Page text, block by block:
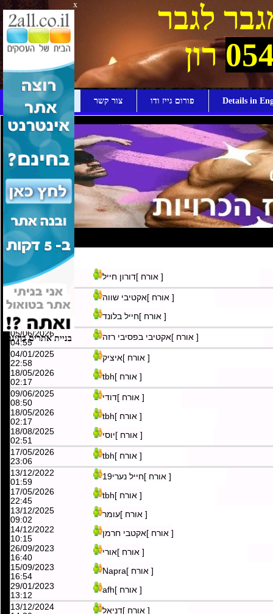
בניית אתרים בחינם
לגבר
רון
Details פורום גייז ודו צור קשר
[ אורח ]דורון חייל
03/08/2026
13:42
[ אורח ]אקטיבי שווה
05/06/2026
04:57
[ אורח ]חייל בלונד
08/06/2026
16:34
[ אורח ]אקטיבי בפסיבי רזה
05/06/2026
04:55
[ אורח ]איציק
04/01/2025
22:58
[ אורח ]tbh 18/05/2026
02:17
09/06/2025
08:50
18/05/2026
02:17
[ אורח ]יוסי
18/08/2025
02:51
[ אורח ]tbh
17/05/2026
23:06
13/12/2022
01:59
17/05/2026
22:45
13/12/2025
09:02
14/12/2022
10:15
26/09/2023
16:40
15/09/2023
16:54
[ אורח ]afh 29/01/2023
13:12